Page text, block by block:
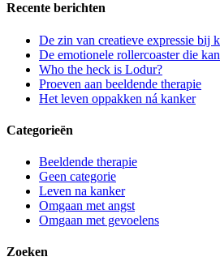
Recente berichten
De zin van creatieve expressie bij
De emotionele rollercoaster die
Who the heck is Lodur?
Proeven aan beeldende therapie
Het leven oppakken ná kanker
Categorieën
Beeldende therapie
Geen categorie
Leven na kanker
Omgaan met angst
Omgaan met gevoelens
Zoeken